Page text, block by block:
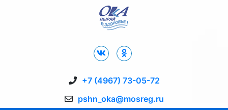
+7 (4967) 73-05-72
pshn_oka@mosreg.ru